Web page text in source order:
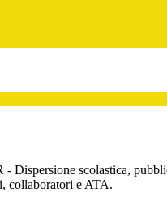
- Dispersione scolastica,
collaboratori e ATA.